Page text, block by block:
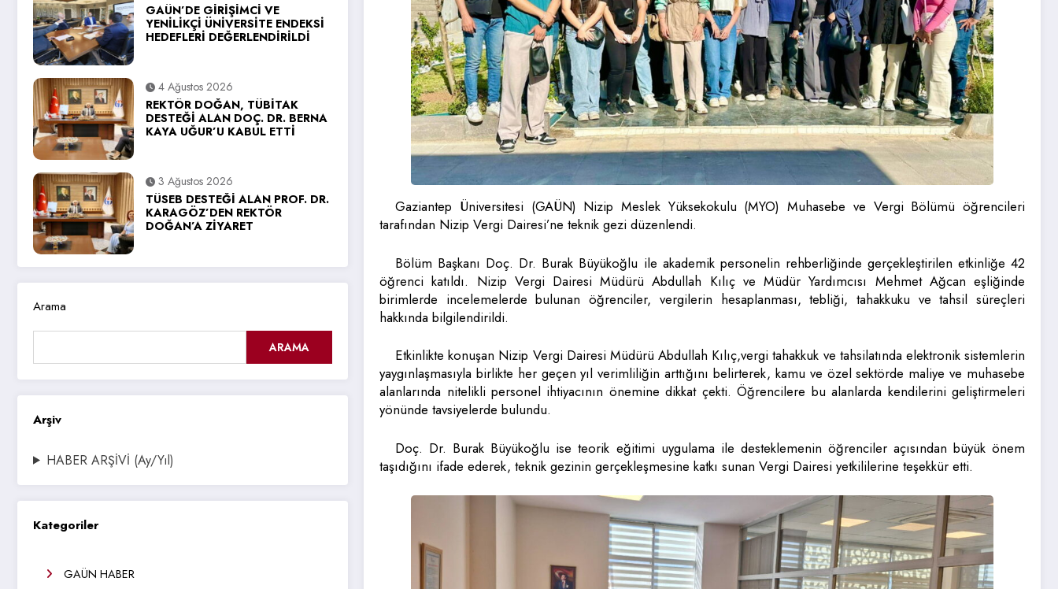
GAÜN’DE GİRİŞİMCİ VE
YENİLİKÇİ ÜNİVERSİTE ENDEKSİ
HEDEFLERİ DEĞERLENDİRİLDİ
4 Ağustos 2026
REKTÖR DOĞAN, TÜBİTAK
DESTEĞİ ALAN DOÇ. DR. BERNA
KAYA UĞUR’U KABUL ETTİ
3 Ağustos 2026
TÜSEB DESTEĞİ ALAN PROF. DR.
KARAGÖZ’DEN REKTÖR
DOĞAN’A ZİYARET
Arama
ARAMA
Arşiv
HABER ARŞİVİ (Ay/Yıl)
Kategoriler
GAÜN HABER
Gaziantep Üniversitesi (GAÜN) Nizip Meslek Yüksekokulu (MYO) Muhasebe ve Vergi Bölümü öğrencileri
tarafından Nizip Vergi Dairesi’ne teknik gezi düzenlendi.
Bölüm Başkanı Doç. Dr. Burak Büyükoğlu ile akademik personelin rehberliğinde gerçekleştirilen etkinliğe 42
öğrenci katıldı. Nizip Vergi Dairesi Müdürü Abdullah Kılıç ve Müdür Yardımcısı Mehmet Ağcan eşliğinde
birimlerde incelemelerde bulunan öğrenciler, vergilerin hesaplanması, tebliği, tahakkuku ve tahsil süreçleri
hakkında bilgilendirildi.
Etkinlikte konuşan Nizip Vergi Dairesi Müdürü Abdullah Kılıç,vergi tahakkuk ve tahsilatında elektronik sistemlerin
yaygınlaşmasıyla birlikte her geçen yıl verimliliğin arttığını belirterek, kamu ve özel sektörde maliye ve muhasebe
alanlarında nitelikli personel ihtiyacının önemine dikkat çekti. Öğrencilere bu alanlarda kendilerini geliştirmeleri
yönünde tavsiyelerde bulundu.
Doç. Dr. Burak Büyükoğlu ise teorik eğitimi uygulama ile desteklemenin öğrenciler açısından büyük önem
taşıdığını ifade ederek, teknik gezinin gerçekleşmesine katkı sunan Vergi Dairesi yetkililerine teşekkür etti.